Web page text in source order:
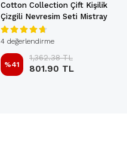
Cotton Collection Çift Kişilik
Çizgili Nevresim Seti Mistray
4 değerlendirme
%41
1,362.38 TL
801.90 TL